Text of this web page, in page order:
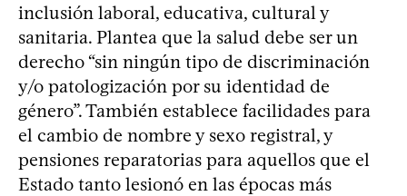
inclusión laboral, educativa, cultural y
sanitaria. Plantea que la salud debe ser un
derecho “sin ningún tipo de discriminación
y/o patologización por su identidad de
género”. También establece facilidades para
el cambio de nombre y sexo registral, y
pensiones reparatorias para aquellos que el
Estado tanto lesionó en las épocas más